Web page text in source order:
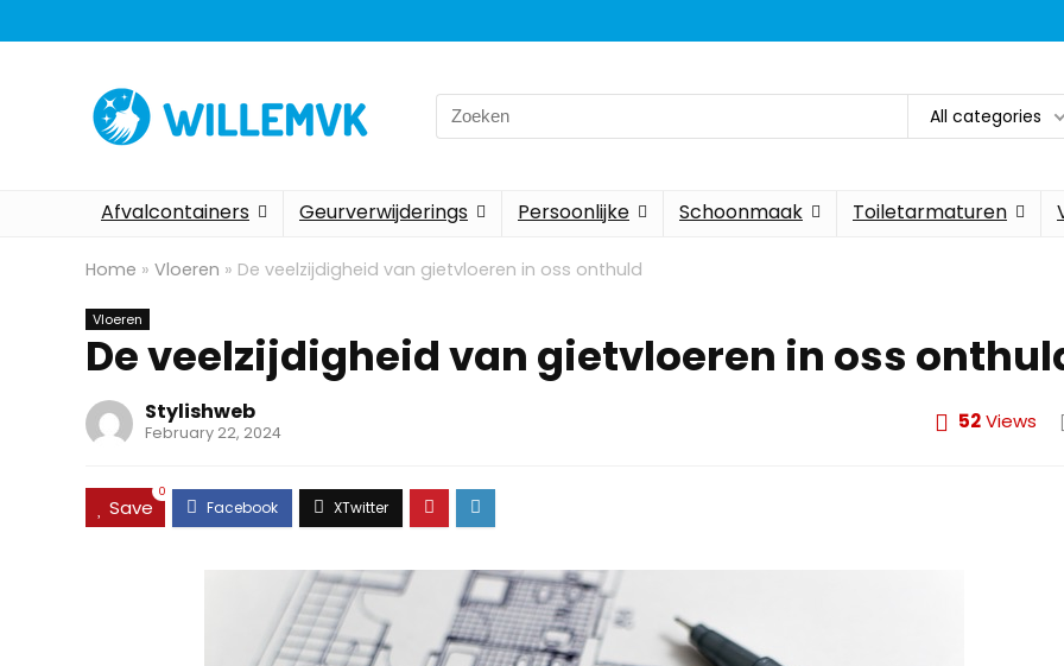
Search
for:
All categories
Afvalcontainers Geurverwijderings Persoonlijke Schoonmaak Toiletarmaturen
Home » Vloeren » De veelzijdigheid van gietvloeren in oss onthuld
Vloeren
De veelzijdigheid van gietvloeren in oss
Stylishweb
February 22, 2024 52Views
Save
0